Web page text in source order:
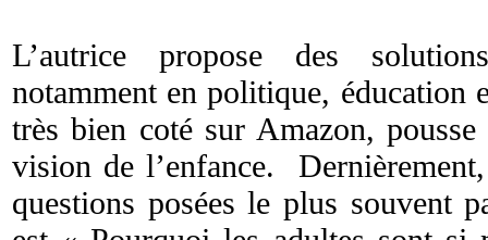
L’autrice propose des
notamment en politique,
très bien coté sur Amazon,
vision de l’enfance.
questions posées le plus souvent